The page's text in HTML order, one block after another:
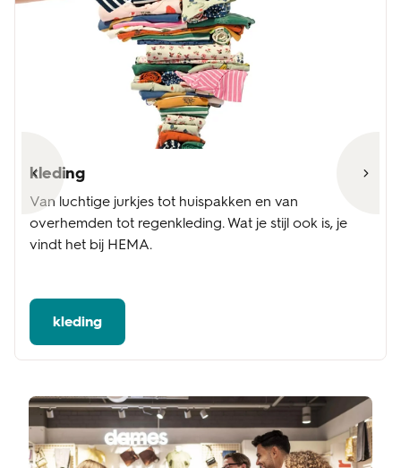
kleding
Van luchtige jurkjes tot huispakken en van
overhemden tot regenkleding. Wat je stijl ook is, je
vindt het bij HEMA.
kleding